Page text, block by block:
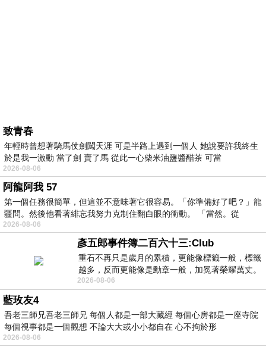
致青春
年輕時曾想著騎馬仗劍闖天涯 可是半路上遇到一個人 她說要許我終生
於是我一激動 當了劍 賣了馬 從此一心柴米油鹽醬醋茶 可當
2026-08-06
阿龍阿我 57
第一個任務很簡單，但這並不意味著它很容易。「你準備好了吧？」龍
疆問。然後他看著緋忘我努力克制住翻白眼的衝動。 「當然。從
2026-08-06
彥五郎事件簿二百六十三:Club
重石不再只是歲月的累積，更能像標籤一般，標籤
越多，反而更能像是勳章一般，加冕著榮耀萬丈。
習慣一如縱容，成了再難輕輕放下的罪證
2026-08-06
藍玫友4
吾老三師兄吾老三師兄 每個人都是一部大藏經 每個心房都是一座寺院
每個視事都是一個觀想 不論大大或小小都自在 心不拘於形
2026-08-06